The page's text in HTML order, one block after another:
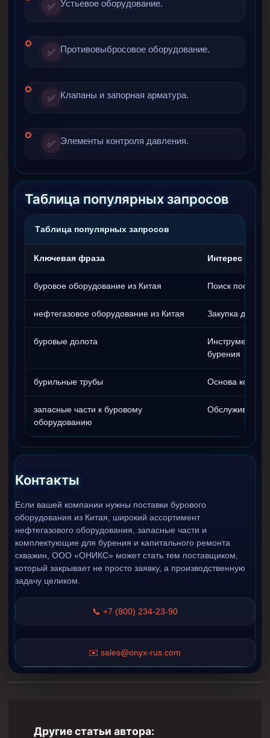
✅ Устьевое оборудование.
✅ Противовыбросовое оборудование.
✅ Клапаны и запорная арматура.
✅ Элементы контроля давления.
Таблица популярных запросов
Таблица популярных запросов
Ключевая фраза Интерес
буровое оборудование из Китая Поиск
нефтегазовое оборудование из Китая Закупка для
буровые долота
Инструмент
бурения
бурильные трубы Основа
запасные части к буровому
оборудованию
Обслуживание
Контакты
Если вашей компании нужны поставки бурового
оборудования из Китая, широкий ассортимент
нефтегазового оборудования, запасные части и
комплектующие для бурения и капитального ремонта
скважин, ООО «ОНИКС» может стать тем поставщиком,
который закрывает не просто заявку, а производственную
задачу целиком.
📞 +7 (800) 234-23-90
✉️ sales@onyx-rus.com
Другие статьи автора: